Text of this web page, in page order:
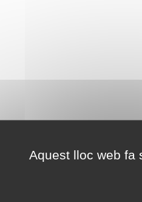
Aquest lloc web fa